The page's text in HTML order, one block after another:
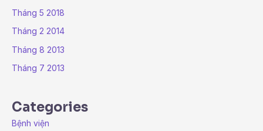
Tháng 5 2018
Tháng 2 2014
Tháng 8 2013
Tháng 7 2013
Categories
Bệnh viện